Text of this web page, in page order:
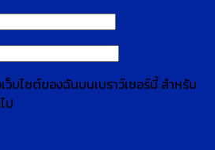
ว็บไซต์ของฉันบนเบราว์เซอร์นี้ สำหรับ
ป